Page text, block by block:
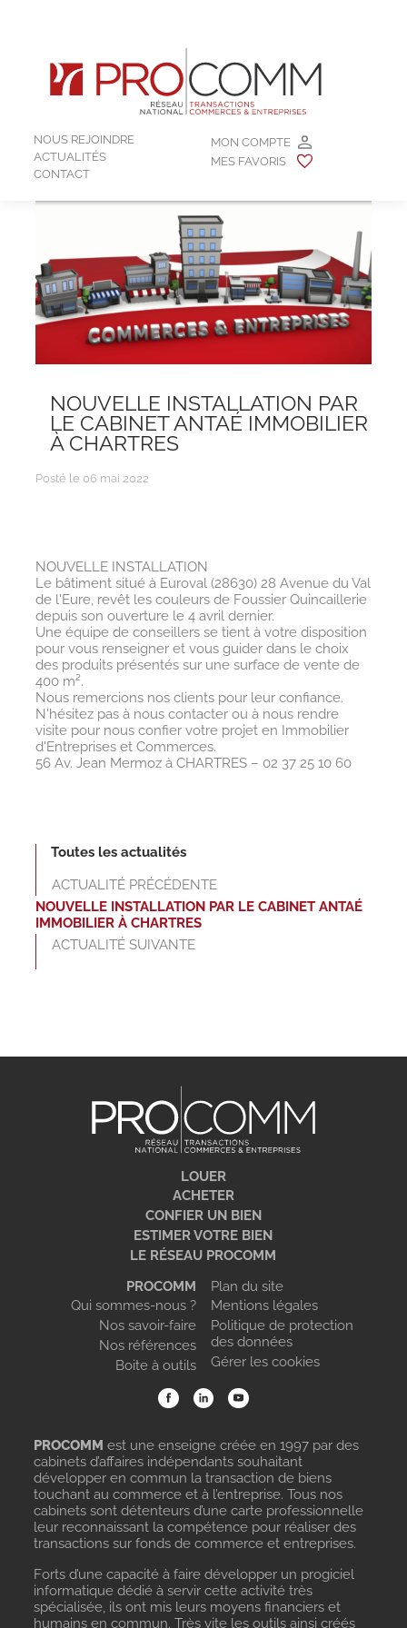
MON COMPTE
MES FAVORIS
NOUS REJOINDRE
ACTUALITÉS
CONTACT
NOUVELLE INSTALLATION
Le bâtiment situé à Euroval (28630) 28 Avenue du Val
de l'Eure, revêt les couleurs de FoussierQuincaillerie
depuis son ouverture le 4 avril dernier.
Une équipe de conseillers se tient à votre disposition
pour vous renseigner et vous guider dans le choix
des produits présentés sur une surface de vente de
400 m².
Nous remercions nos clients pour leur confiance.
N'hésitez pas à nous contacter ou à nous rendre
visite pour nous confier votre projet en Immobilier
d'Entreprises et Commerces.
56 Av. Jean Mermoz à CHARTRES – 02 37 25 10 60
NOUVELLE INSTALLATION PAR
LE CABINET ANTAÉ IMMOBILIER
À CHARTRES
Posté le 06 mai 2022
Toutes les actualités
ACTUALITÉ PRÉCÉDENTE
NOUVELLE INSTALLATION PAR LE CABINET ANTAÉ
IMMOBILIER À CHARTRES
ACTUALITÉ SUIVANTE
LOUER
ACHETER
CONFIER UN BIEN
ESTIMER VOTRE BIEN
LE RÉSEAU PROCOMM
PROCOMM
Qui sommes-nous ?
Nos savoir-faire
Nos références
Boite à outils
Plan du site
Mentions légales
Politique de protection
des données
Gérer les cookies
PROCOMM est une enseigne créée en 1997 par des
cabinets d’affaires indépendants souhaitant
développer en commun la transaction de biens
touchant au commerce et à l’entreprise. Tous nos
cabinets sont détenteurs d’une carte professionnelle
leur reconnaissant la compétence pour réaliser des
transactions sur fonds de commerce et entreprises.
Forts d’une capacité à faire développer un progiciel
informatique dédié à servir cette activité très
spécialisée, ils ont mis leurs moyens financiers et
humains en commun. Très vite les outils ainsi créés